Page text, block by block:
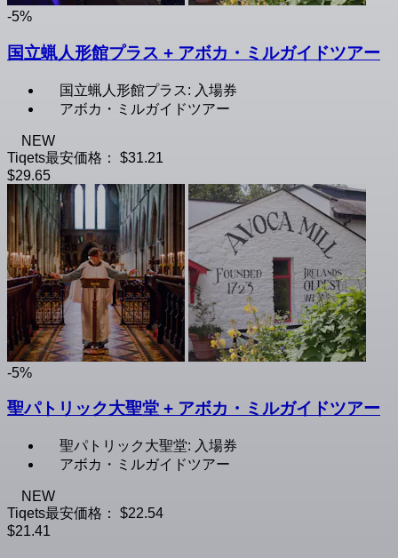
-5%
国立蝋人形館プラス + アボカ・ミルガイドツアー
国立蝋人形館プラス: 入場券
アボカ・ミルガイドツアー
NEW
Tiqets最安価格：
$31.21
$29.65
-5%
聖パトリック大聖堂 + アボカ・ミルガイドツアー
聖パトリック大聖堂: 入場券
アボカ・ミルガイドツアー
NEW
Tiqets最安価格：
$22.54
$21.41